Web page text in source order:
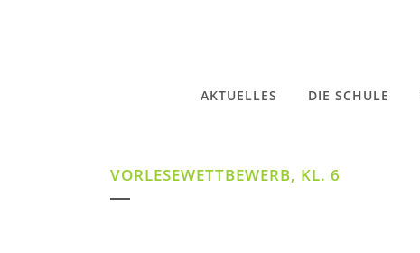
AKTUELLES DIE SCHULE
VORLESEWETTBEWERB, KL. 6